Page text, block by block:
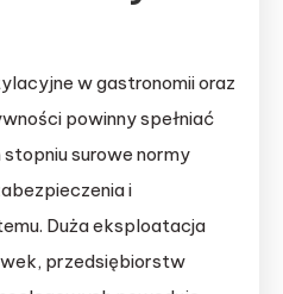
w gastronomii oraz
powinny spełniać
surowe normy
i
Duża eksploatacja
przedsiębiorstw